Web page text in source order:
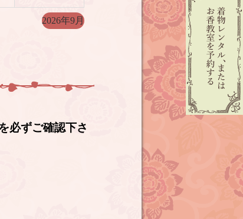
2026年9月
必ずご確認下さ